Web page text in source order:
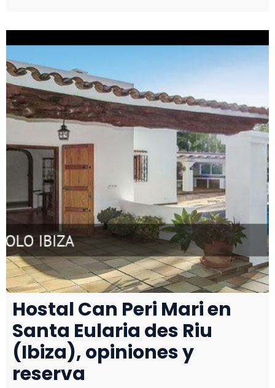
Hostal Can Peri Mari en
Santa Eularia des Riu
(Ibiza), opiniones y
reserva